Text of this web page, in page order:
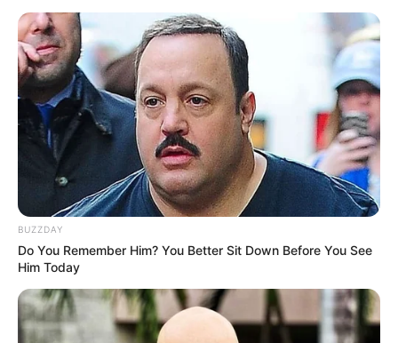
ПОДІЇ
Угорські праворадикали закликали
Україну відмовитися від Закарпаття
15.02.2021
На офіційному сайті угорської праворадикальної
партії «Рух Наша Батьківщина» (Mі Hazánk
BUZZDAY
Do You Remember Him? You Better Sit Down Before You See
Him Today